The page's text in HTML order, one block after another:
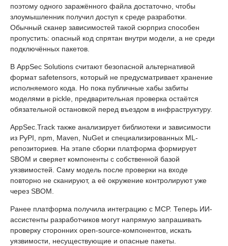
поэтому одного заражённого файла достаточно, чтобы
злоумышленник получил доступ к среде разработки.
Обычный сканер зависимостей такой сюрприз способен
пропустить: опасный код спрятан внутри модели, а не среди
подключённых пакетов.
В AppSec Solutions считают безопасной альтернативой
формат safetensors, который не предусматривает хранение
исполняемого кода. Но пока публичные хабы забиты
моделями в pickle, предварительная проверка остаётся
обязательной остановкой перед въездом в инфраструктуру.
AppSec.Track также анализирует библиотеки и зависимости
из PyPI, npm, Maven, NuGet и специализированных ML-
репозиториев. На этапе сборки платформа формирует
SBOM и сверяет компоненты с собственной базой
уязвимостей. Саму модель после проверки на входе
повторно не сканируют, а её окружение контролируют уже
через SBOM.
Ранее платформа получила интеграцию с MCP. Теперь ИИ-
ассистенты разработчиков могут напрямую запрашивать
проверку сторонних open-source-компонентов, искать
уязвимости, несуществующие и опасные пакеты.